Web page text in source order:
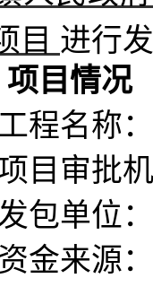
目 进行发
项目情况
程名称：
目审批
包单位：
金来源：